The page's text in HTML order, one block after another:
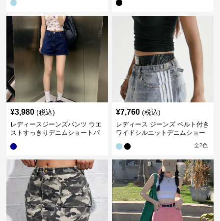
¥3,980 (税込)
レディースジーンズパンツ ウエ
ストすっきりデニムショートパ
¥7,760 (税込)
レディース ジーンズ ベルト付き
ワイドシルエットデニムショー
全2色